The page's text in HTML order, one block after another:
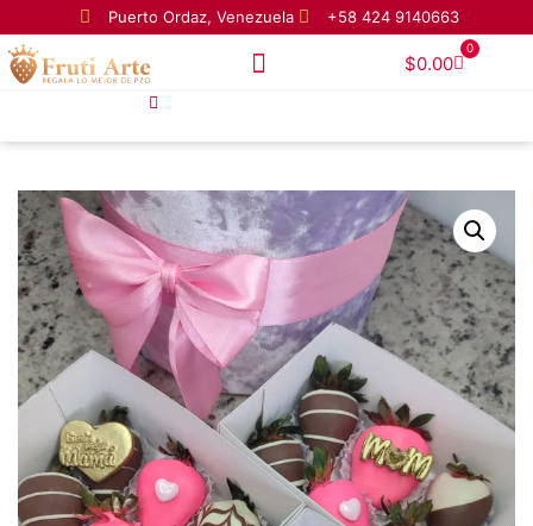
Puerto Ordaz, Venezuela +58 424 9140663
$0.00
0